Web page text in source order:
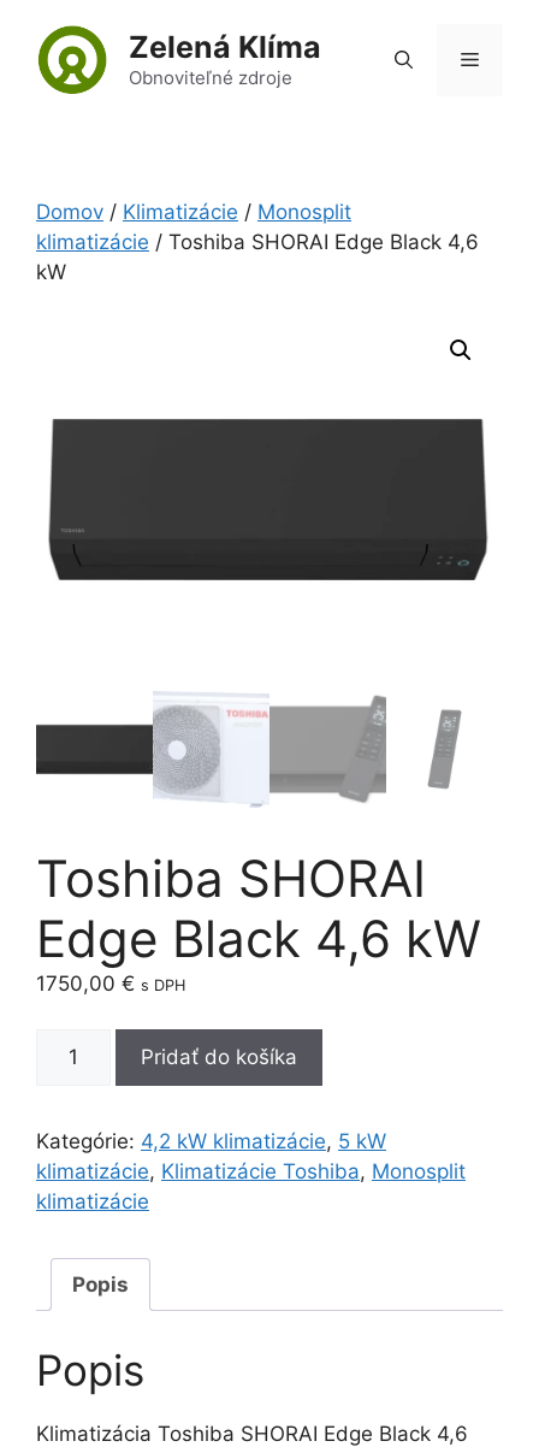
obsah
Zelená Klíma
Obnoviteľné zdroje
Menu
Domov / Klimatizácie / Monosplit
klimatizácie / Toshiba SHORAI Edge Black 4,6
kW
Toshiba SHORAI
Edge Black 4,6 kW
1750,00 € s DPH
množstvo
Edge
Black
4,6
Pridať do košíka
Kategórie: 4,2 kW klimatizácie, 5 kW
klimatizácie, Klimatizácie Toshiba, Monosplit
klimatizácie
Popis
Popis
Klimatizácia Toshiba SHORAI Edge Black 4,6